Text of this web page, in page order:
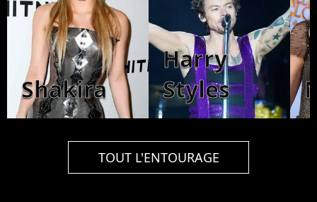
Shakira
Harry
Styles
TOUT L'ENTOURAGE